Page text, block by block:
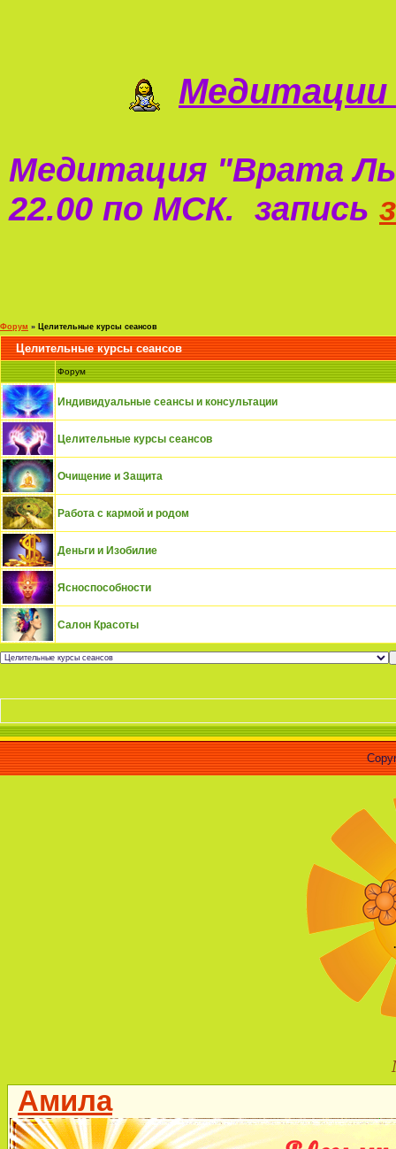
Медитации
Медитация "Врата
22.00 по МСК. запись
Форум » Целительные курсы сеансов
Целительные курсы сеансов
Форум
Индивидуальные сеансы и консультации
Целительные курсы сеансов
Очищение и Защита
Работа с кармой и родом
Деньги и Изобилие
Ясноспособности
Салон Красоты